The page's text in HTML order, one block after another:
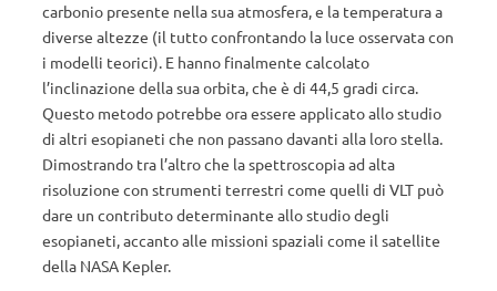
carbonio presente nella sua atmosfera, e la temperatura a
diverse altezze (il tutto confrontando la luce osservata con
i modelli teorici). E hanno finalmente calcolato
l’inclinazione della sua orbita, che è di 44,5 gradi circa.
Questo metodo potrebbe ora essere applicato allo studio
di altri esopianeti che non passano davanti alla loro stella.
Dimostrando tra l’altro che la spettroscopia ad alta
risoluzione con strumenti terrestri come quelli di VLT può
dare un contributo determinante allo studio degli
esopianeti, accanto alle missioni spaziali come il satellite
della NASA Kepler.